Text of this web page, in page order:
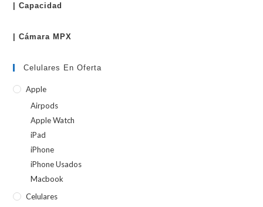
| Capacidad
| Cámara MPX
Celulares En Oferta
Apple
Airpods
Apple Watch
iPad
iPhone
iPhone Usados
Macbook
Celulares